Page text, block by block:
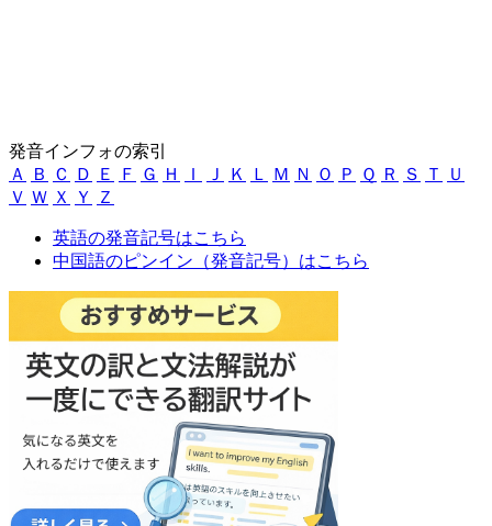
発音インフォの索引
Ａ
Ｂ Ｃ Ｄ Ｅ Ｆ Ｇ Ｈ Ｉ Ｊ Ｋ Ｌ Ｍ Ｎ Ｏ Ｐ Ｑ Ｒ Ｓ Ｔ
Ｕ
Ｖ Ｗ Ｘ Ｙ Ｚ
英語の発音記号はこちら
中国語のピンイン（発音記号）はこちら